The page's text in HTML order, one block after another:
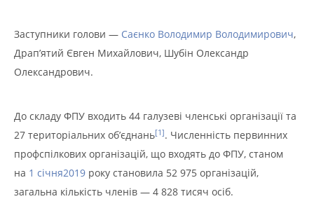
Заступники голови — Саєнко Володимир Володимирович,
Драп’ятий Євген Михайлович, Шубін Олександр
Олександрович.
До складу ФПУ входить 44 галузеві членські організації та
27 територіальних об’єднань[1]. Численність первинних
профспілкових організацій, що входять до ФПУ, станом
на 1 січня2019 року становила 52 975 організацій,
загальна кількість членів — 4 828 тисяч осіб.